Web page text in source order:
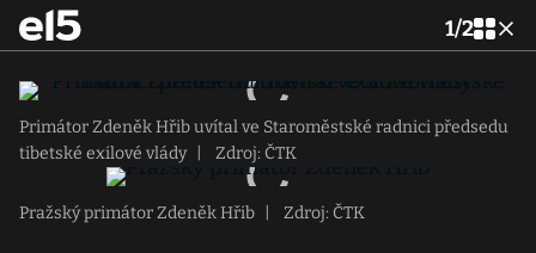
1/2
Primátor Zdeněk Hřib uvítal ve Staroměstské radnici předsedu
tibetské exilové vlády
Zdroj: ČTK
Pražský primátor Zdeněk Hřib Zdroj: ČTK